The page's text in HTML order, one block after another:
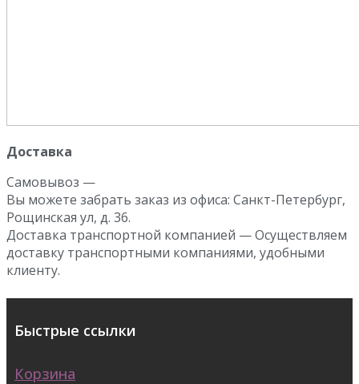
Доставка
Самовывоз —
Вы можете забрать заказ из офиса: Санкт-Петербург,
Рощинская ул, д. 36.
Доставка транспортной компанией — Осуществляем
доставку транспортными компаниями, удобными
клиенту.
Быстрые ссылки
Корзина